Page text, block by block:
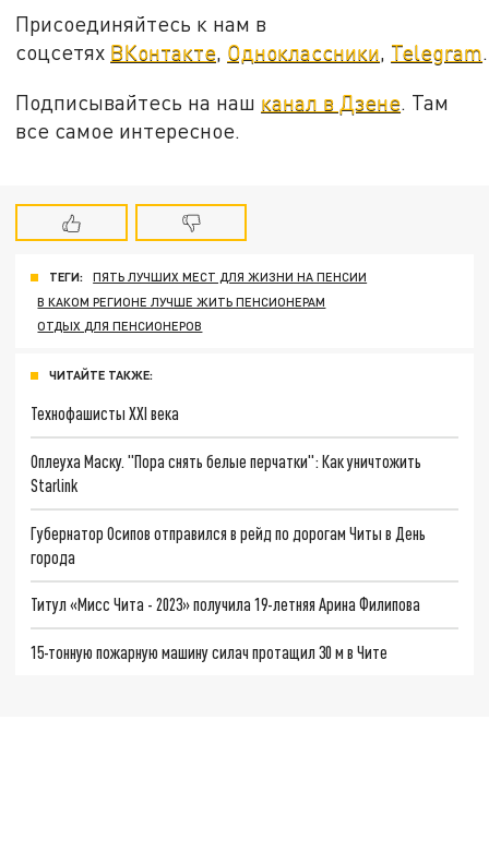
Присоединяйтесь к нам в
соцсетях ВКонтакте, Одноклассники, Telegram.
Подписывайтесь на наш канал в Дзене. Там
все самое интересное.
ТЕГИ:
ПЯТЬ ЛУЧШИХ МЕСТ ДЛЯ ЖИЗНИ НА ПЕНСИИ
В КАКОМ РЕГИОНЕ ЛУЧШЕ ЖИТЬ ПЕНСИОНЕРАМ
ОТДЫХ ДЛЯ ПЕНСИОНЕРОВ
ЧИТАЙТЕ ТАКЖЕ:
Технофашисты XXI века
Оплеуха Маску. "Пора снять белые перчатки": Как уничтожить
Starlink
Губернатор Осипов отправился в рейд по дорогам Читы в День
города
Титул «Мисс Чита - 2023» получила 19-летняя Арина Филипова
15-тонную пожарную машину силач протащил 30 м в Чите